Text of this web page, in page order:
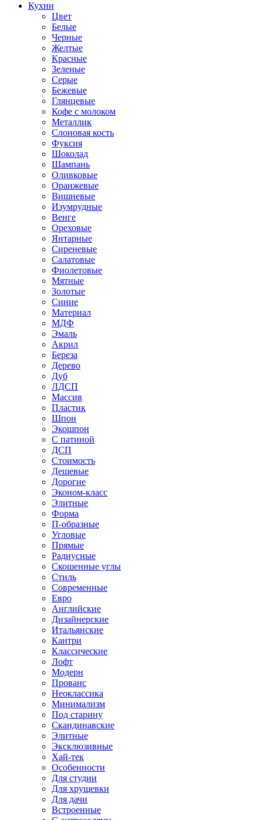
Кухни
Цвет
Белые
Черные
Желтые
Красные
Зеленые
Серые
Бежевые
Глянцевые
Кофе с молоком
Металлик
Слоновая кость
Фуксия
Шоколад
Шампань
Оливковые
Оранжевые
Вишневые
Изумрудные
Венге
Ореховые
Янтарные
Сиреневые
Салатовые
Фиолетовые
Мятные
Золотые
Синие
Материал
МДФ
Эмаль
Акрил
Береза
Дерево
Дуб
ЛДСП
Массив
Пластик
Шпон
Экошпон
С патиной
ДСП
Стоимость
Дешевые
Дорогие
Эконом-класс
Элитные
Форма
П-образные
Угловые
Прямые
Радиусные
Скошенные углы
Стиль
Современные
Евро
Английские
Дизайнерские
Итальянские
Кантри
Классические
Лофт
Модерн
Прованс
Неоклассика
Минимализм
Под старину
Скандинавские
Элитные
Эксклюзивные
Хай-тек
Особенности
Для студии
Для хрущевки
Для дачи
Встроенные